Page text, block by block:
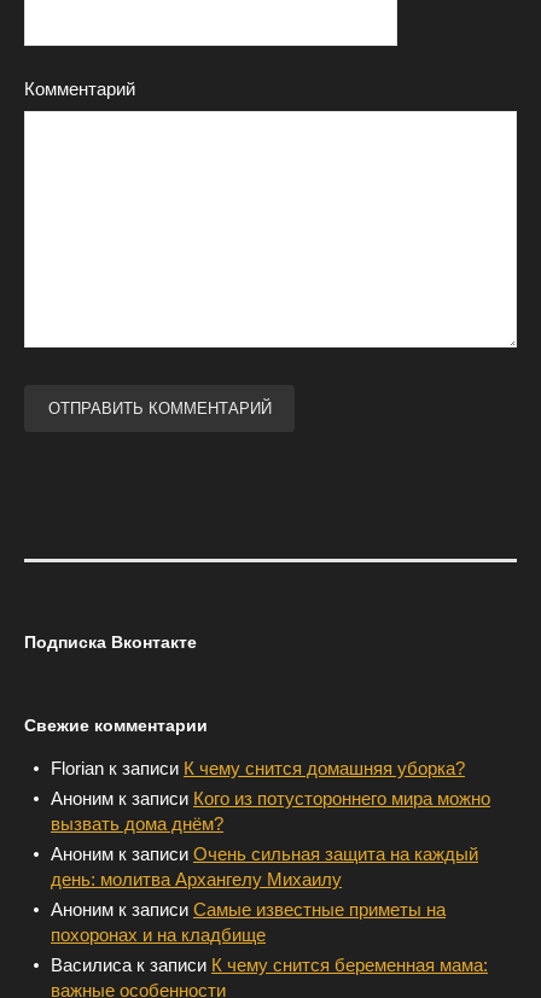
Комментарий
Подписка Вконтакте
Свежие комментарии
Florian к записи К чему снится домашняя уборка?
Аноним к записи Кого из потустороннего мира можно
вызвать дома днём?
Аноним к записи Очень сильная защита на каждый
день: молитва Архангелу Михаилу
Аноним к записи Самые известные приметы на
похоронах и на кладбище
Василиса к записи К чему снится беременная мама:
важные особенности